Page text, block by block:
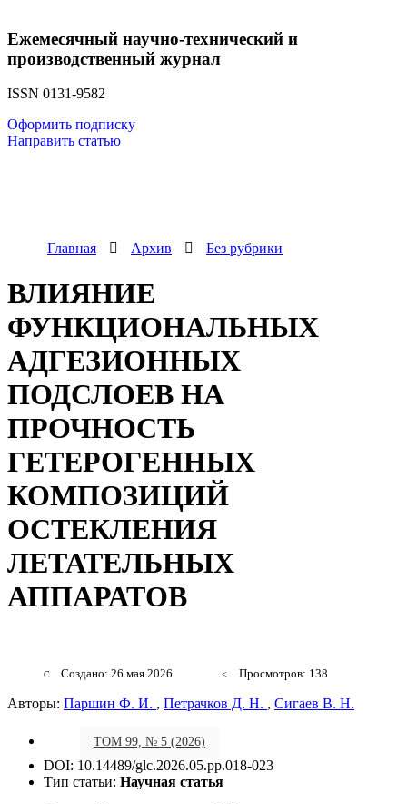
Ежемесячный научно-технический и
производственный журнал
ISSN 0131-9582
Оформить подписку
Направить статью
Главная Архив Без рубрики
ВЛИЯНИЕ
ФУНКЦИОНАЛЬНЫХ
АДГЕЗИОННЫХ
ПОДСЛОЕВ НА
ПРОЧНОСТЬ
ГЕТЕРОГЕННЫХ
КОМПОЗИЦИЙ
ОСТЕКЛЕНИЯ
ЛЕТАТЕЛЬНЫХ
АППАРАТОВ
Создано: 26 мая 2026 Просмотров: 138
Авторы: Паршин Ф. И. , Петрачков Д. Н. , Сигаев В. Н.
ТОМ 99, № 5 (2026)
DOI: 10.14489/glc.2026.05.pp.018-023
Тип статьи: Научная статья